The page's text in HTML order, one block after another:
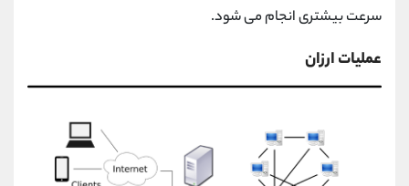
سرعت بیشتری انجام می شود.
عملیات ارزان